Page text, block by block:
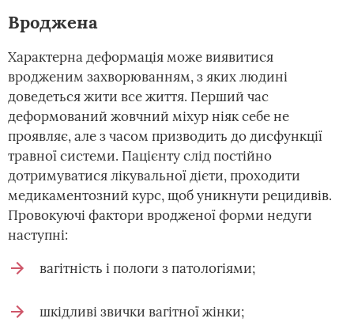
Вроджена
Характерна деформація може виявитися
вродженим захворюванням, з яких людині
доведеться жити все життя. Перший час
деформований жовчний міхур ніяк себе не
проявляє, але з часом призводить до дисфункції
травної системи. Пацієнту слід постійно
дотримуватися лікувальної дієти, проходити
медикаментозний курс, щоб уникнути рецидивів.
Провокуючі фактори вродженої форми недуги
наступні:
вагітність і пологи з патологіями;
шкідливі звички вагітної жінки;